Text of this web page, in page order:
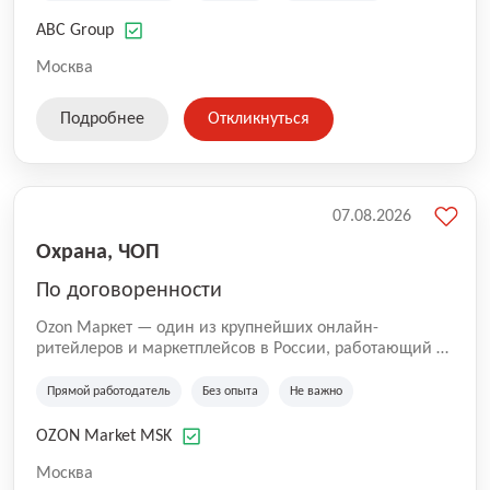
ABC Group
Москва
Подробнее Откликнуться
Охрана, ЧОП
По договоренности
Ozon Маркет — один из крупнейших онлайн-
ритейлеров и маркетплейсов в России, работающий по
покупателей получать нужные товары быстро и
всей стране. Наши курьеры и водители — важная
клиентов вовремя и с улыбкой 😊 Работая у нас, вы
Прямой работодатель Без опыта Не важно
OZON Market MSK
Москва
07.08.2026